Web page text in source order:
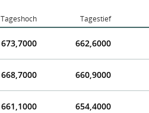
Tageshoch Tagestief
673,7000 662,6000
668,7000 660,9000
661,1000 654,4000